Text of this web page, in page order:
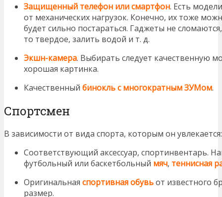
Защищенный телефон или смартфон. Есть
от механических нагрузок. Конечно, их тоже
будет сильно постараться. Гаджеты не
то твердое, залить водой и т. д.
Экшн-камера. Выбирать следует качественную
хорошая картинка.
Качественный бинокль с многократным ЗУМом.
Спортсмен
В зависимости от вида спорта, которым он увлекается:
Соответствующий аксессуар, спортинвентарь.
футбольный или баскетбольный мяч, теннисная
Оригинальная спортивная обувьот известного
размер.